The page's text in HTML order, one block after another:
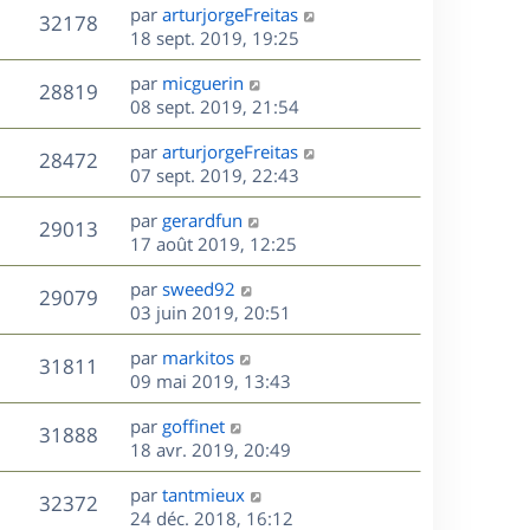
e
s
a
g
e
m
e
s
s
a
g
e
s
i
e
r
m
e
s
s
a
g
e
32178V
u
s
D
e
r
n
i
e
r
m
e
s
s
a
g
e
par arturjorgeFreitas
18 sept. 2019, 19:25
28819V
u
e
s
D
e
r
n
i
e
r
m
e
s
s
a
g
e
par micguerin
08 sept. 2019, 21:54
28472V
u
e
s
D
e
r
n
i
e
r
m
e
s
s
a
g
e
par arturjorgeFreitas
07 sept. 2019, 22:43
29013V
u
D
e
r
n
i
e
r
m
e
s
s
a
g
par gerardfun
17 août 2019, 12:25
29079V
u
s
D
e
r
n
i
e
r
m
e
s
s
par sweed92
03 juin 2019, 20:51
31811
u
e
s
D
e
r
n
i
e
r
m
par markitos
09 mai 2019, 13:43
31888V
u
e
D
e
r
n
i
par goffinet
18 avr. 2019, 20:49
32372V
D
e
par tantmieux
24 déc. 2018, 16:12